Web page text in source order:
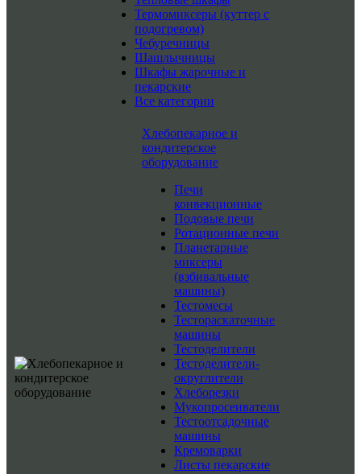
Термомиксеры (куттер с
подогревом)
Чебуречницы
Шашлычницы
Шкафы жарочные и
пекарские
Все категории
Хлебопекарное и
кондитерское
оборудование
Печи
конвекционные
Подовые печи
Ротационные печи
Планетарные
миксеры
(взбивальные
машины)
Тестомесы
Тестораскаточные
машины
Тестоделители
Тестоделители-
округлители
Хлеборезки
Мукопросеиватели
Тестоотсадочные
машины
Кремоварки
Листы пекарские